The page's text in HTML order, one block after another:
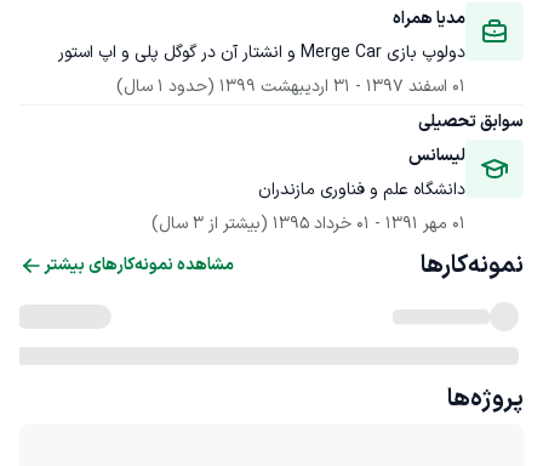
مدیا همراه
دولوپ بازی Merge Car و انشتار آن در گوگل پلی و اپ استور
01 اسفند 1397
- 31 اردیبهشت 1399
(حدود 1 سال)
سوابق تحصیلی
لیسانس
دانشگاه علم و فناوری مازندران
01 مهر 1391
- 01 خرداد 1395 (بیشتر از 3 سال)
نمونه‌کارها مشاهده نمونه‌کارهای بیشتر
پروژه‌ها